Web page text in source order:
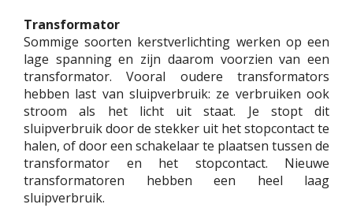
Transformator
Sommige soorten kerstverlichting werken op een
lage spanning en zijn daarom voorzien van een
transformator. Vooral oudere transformators
hebben last van sluipverbruik: ze verbruiken ook
stroom als het licht uit staat. Je stopt dit
sluipverbruik door de stekker uit het stopcontact te
halen, of door een schakelaar te plaatsen tussen de
transformator en het stopcontact. Nieuwe
transformatoren hebben een heel laag
sluipverbruik.